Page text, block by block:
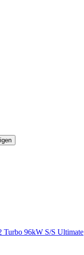
Turbo 96kW S/S Ultimate